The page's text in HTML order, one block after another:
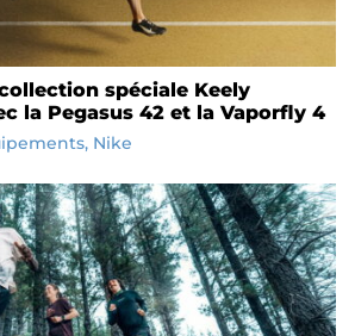
spéciale Keely
la Pegasus 42 et la Vaporfly 4
, Nike